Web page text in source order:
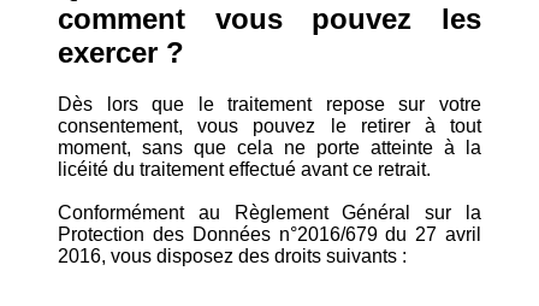
comment vous pouvez les
exercer ?
Dès lors que le traitement repose sur votre
consentement, vous pouvez le retirer à tout
moment, sans que cela ne porte atteinte à la
licéité du traitement effectué avant ce retrait.
Conformément au Règlement Général sur la
Protection des Données n°2016/679 du 27 avril
2016, vous disposez des droits suivants :